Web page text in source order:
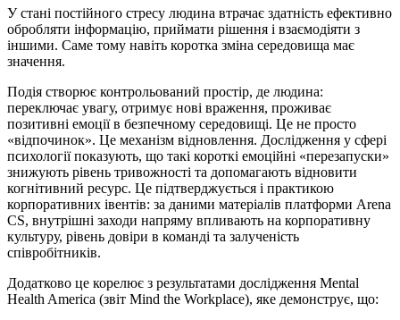
У стані постійного стресу людина втрачає здатність ефективно
обробляти інформацію, приймати рішення і взаємодіяти з
іншими. Саме тому навіть коротка зміна середовища має
значення.
Подія створює контрольований простір, де людина:
переключає увагу, отримує нові враження, проживає
позитивні емоції в безпечному середовищі. Це не просто
«відпочинок». Це механізм відновлення. Дослідження у сфері
психології показують, що такі короткі емоційні «перезапуски»
знижують рівень тривожності та допомагають відновити
когнітивний ресурс. Це підтверджується і практикою
корпоративних івентів: за даними матеріалів платформи Arena
CS, внутрішні заходи напряму впливають на корпоративну
культуру, рівень довіри в команді та залученість
співробітників.
Додатково це корелює з результатами дослідження Mental
Health America (звіт Mind the Workplace), яке демонструє, що: